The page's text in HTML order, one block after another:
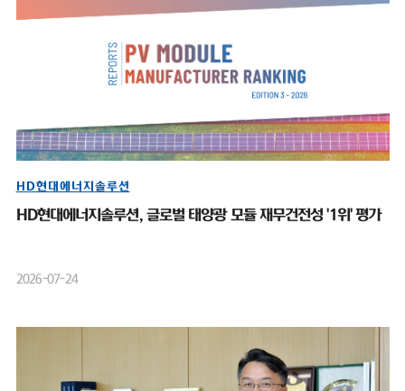
HD현대에너지솔루션
HD현대에너지솔루션, 글로벌 태양광 모듈 재무건전성 '1위' 평가
2026-07-24